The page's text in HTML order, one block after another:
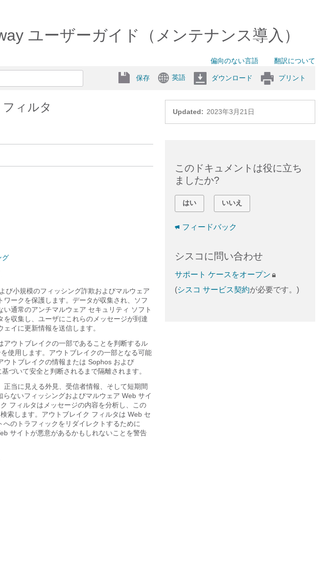
ユーザーガイド（メンテナンス導入）
偏向のない言語 翻訳について
保存 英語 ダウンロード プリント
Updated: 2023年3月21日
ィルタ
グ
び小規模のフィッシング詐欺およびマルウェア
ークを保護します。データが収集され、ソフ
通常のアンチマルウェア セキュリティ ソフト
収集し、ユーザにこれらのメッセージが到達
ェイに更新情報を送信します。
ウトブレイクの一部であることを判断するル
使用します。アウトブレイクの一部となる可能
トブレイクの情報または Sophos および
づいて安全と判断されるまで隔離されます。
当に見える外見、受信者情報、そして短期間
ないフィッシングおよびマルウェア Web サイ
フィルタはメッセージの内容を分析し、この
索します。アウトブレイク フィルタは Web セ
のトラフィックをリダイレクトするために
サイトが悪意があるかもしれないことを警告
このドキュメントは役に立ち
ましたか?
はい いいえ
フィードバック
シスコに問い合わせ
サポート ケースをオープン
(シスコ サービス契約が必要です。)